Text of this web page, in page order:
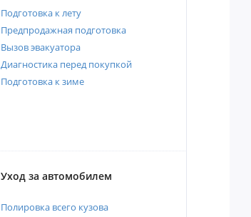
Подготовка к лету
Предпродажная подготовка
Вызов эвакуатора
Диагностика перед покупкой
Подготовка к зиме
Уход за автомобилем
Полировка всего кузова